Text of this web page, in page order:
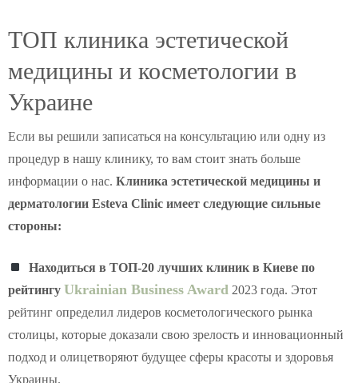
ТОП клиника эстетической
медицины и косметологии в
Украине
Если вы решили записаться на консультацию или одну из
процедур в нашу клинику, то вам стоит знать больше
информации о нас. Клиника эстетической медицины и
дерматологии Esteva Clinic имеет следующие сильные
стороны:
Находиться в ТОП-20 лучших клиник в Киеве по
рейтингу Ukrainian Business Award 2023 года. Этот
рейтинг определил лидеров косметологического рынка
столицы, которые доказали свою зрелость и инновационный
подход и олицетворяют будущее сферы красоты и здоровья
Украины.